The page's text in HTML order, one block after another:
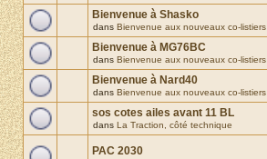
Bienvenue à Shasko
dans Bienvenue aux nouveaux co-listiers
Bienvenue à MG76BC
dans Bienvenue aux nouveaux co-listiers
Bienvenue à Nard40
dans Bienvenue aux nouveaux co-listiers
sos cotes ailes avant 11 BL
dans La Traction, côté technique
PAC 2030